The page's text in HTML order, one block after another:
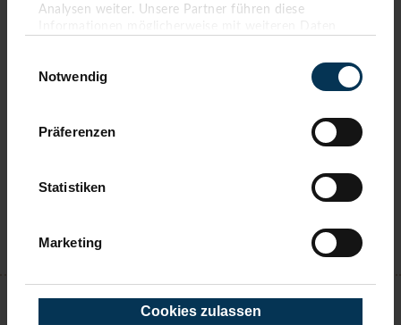
Analysen weiter. Unsere Partner führen diese
sie im Rahmen Ihrer Nutzung der Dienste gesammelt
haben. Sie geben Einwilligung zu unseren Cookies,
Notwendig
Präferenzen
Statistiken
Marketing
Cookies zulassen
Gute Anreise. Wir freuen uns auf dich!